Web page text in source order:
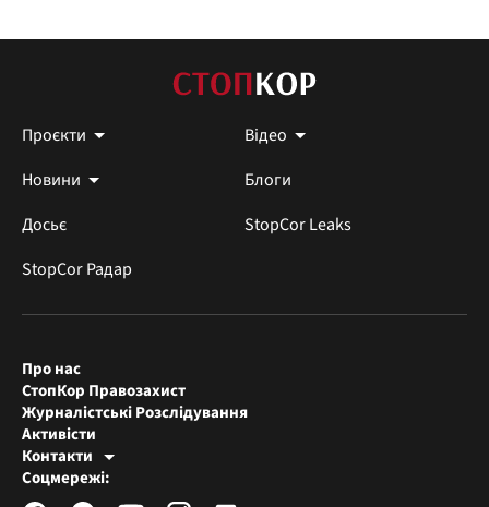
Проєкти
Відео
Новини
Блоги
Досьє
StopCor Leaks
StopCor Радар
Про нас
СтопКор Правозахист
Журналістські Розслідування
Активісти
Контакти
Редакція СтопКора
Журналісти-розслідувачі
Соцмережі: